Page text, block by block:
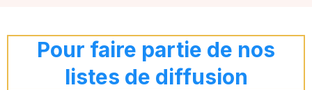
Pour faire partie de nos
listes de diffusion